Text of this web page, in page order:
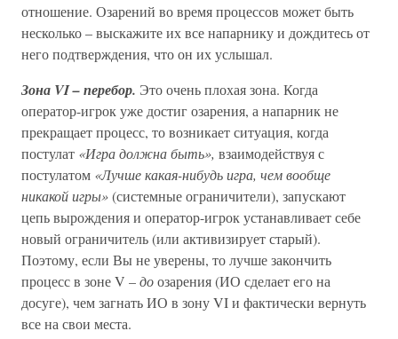
отношение. Озарений во время процессов может быть
несколько – выскажите их все напарнику и дождитесь от
него подтверждения, что он их услышал.
Зона VI – перебор. Это очень плохая зона. Когда
оператор-игрок уже достиг озарения, а напарник не
прекращает процесс, то возникает ситуация, когда
постулат «Игра должна быть», взаимодействуя с
постулатом «Лучше какая-нибудь игра, чем вообще
никакой игры»(системные ограничители), запускают
цепь вырождения и оператор-игрок устанавливает себе
новый ограничитель (или активизирует старый).
Поэтому, если Вы не уверены, то лучше закончить
процесс в зоне V –доозарения (ИО сделает его на
досуге), чем загнать ИО в зону VI и фактически вернуть
все на свои места.